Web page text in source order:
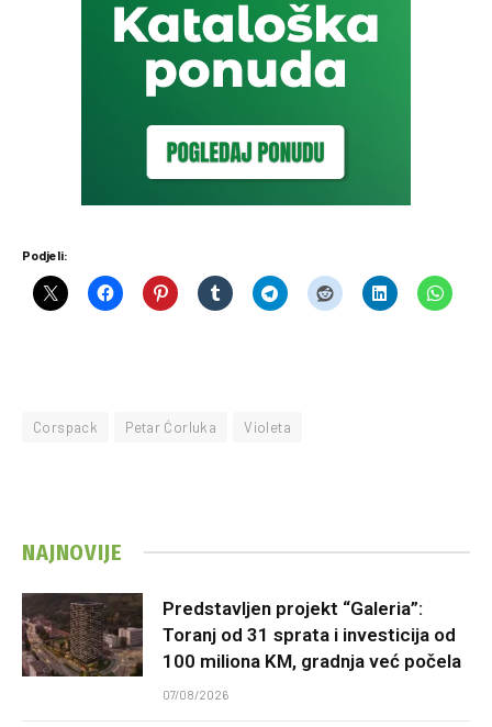
Podjeli:
Corspack Petar Ćorluka Violeta
NAJNOVIJE
Predstavljen projekt “Galeria”:
Toranj od 31 sprata i investicija od
100 miliona KM, gradnja već počela
07/08/2026